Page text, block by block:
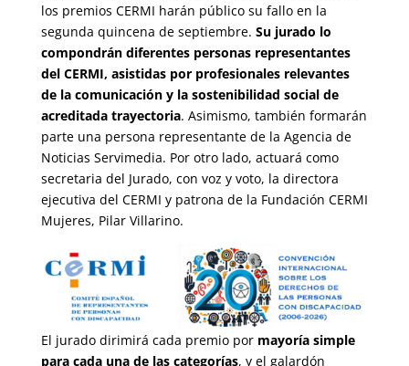
los premios CERMI harán público su fallo en la
segunda quincena de septiembre. Su jurado lo
compondrán diferentes personas representantes
del CERMI, asistidas por profesionales relevantes
de la comunicación y la sostenibilidad social de
acreditada trayectoria. Asimismo, también formarán
parte una persona representante de la Agencia de
Noticias Servimedia. Por otro lado, actuará como
secretaria del Jurado, con voz y voto, la directora
ejecutiva del CERMI y patrona de la Fundación CERMI
Mujeres, Pilar Villarino.
El jurado dirimirá cada premio por mayoría simple
para cada una de las categorías, y el galardón